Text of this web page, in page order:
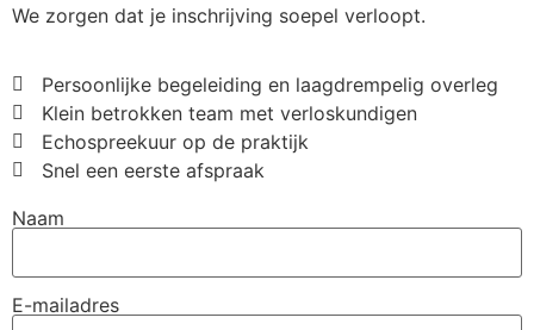
We zorgen dat je inschrijving soepel verloopt.
Persoonlijke begeleiding en laagdrempelig overleg
Klein betrokken team met verloskundigen
Echospreekuur op de praktijk
Snel een eerste afspraak
Naam
E-mailadres